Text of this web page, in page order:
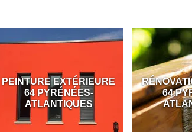
PEINTURE EXTÉRIEURE
64 PYRÉNÉES-
ATLANTIQUES
64